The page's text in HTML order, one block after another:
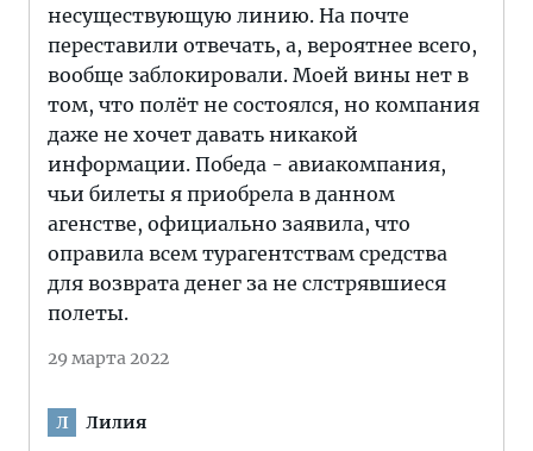
несуществующую линию. На почте
переставили отвечать, а, вероятнее всего,
вообще заблокировали. Моей вины нет в
том, что полёт не состоялся, но компания
даже не хочет давать никакой
информации. Победа - авиакомпания,
чьи билеты я приобрела в данном
агенстве, официально заявила, что
оправила всем турагентствам средства
для возврата денег за не слстрявшиеся
полеты.
29 марта 2022
Л Лилия